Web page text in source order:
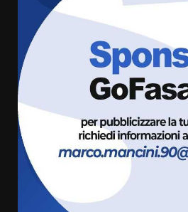
Grazia Neglia,
cittadina di
pronta a
comunale
6 Agosto 2026
Cura dei beni
cittadinanza
l’avviso per la
condivisa della